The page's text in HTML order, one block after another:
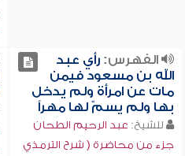
الفهرس:رأي عبد
الله بن مسعود فيمن
مات عن امرأة ولم يدخل
بها ولم يسمّ لها مهراً
للشيخ: عبد الرحيم الطحان
جزء من محاضرة ( شرح الترمذي